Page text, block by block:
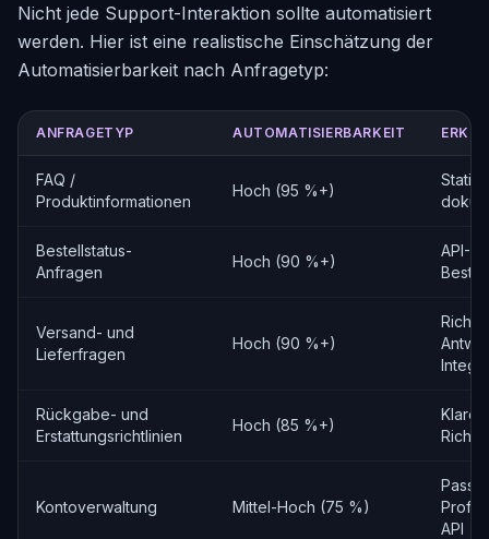
Nicht jede Support-Interaktion sollte automatisiert
werden. Hier ist eine realistische Einschätzung der
Automatisierbarkeit nach Anfragetyp:
ANFRAGETYP AUTOMATISIERBARKEIT
FAQ /
Produktinformationen
Hoch (95 %+)
Bestellstatus-
Anfragen
Hoch (90 %+)
API-
Versand- und
Lieferfragen
Hoch (90 %+)
Rückgabe- und
Erstattungsrichtlinien
Hoch (85 %+)
Klare
Kontoverwaltung Mittel-Hoch (75 %)
API